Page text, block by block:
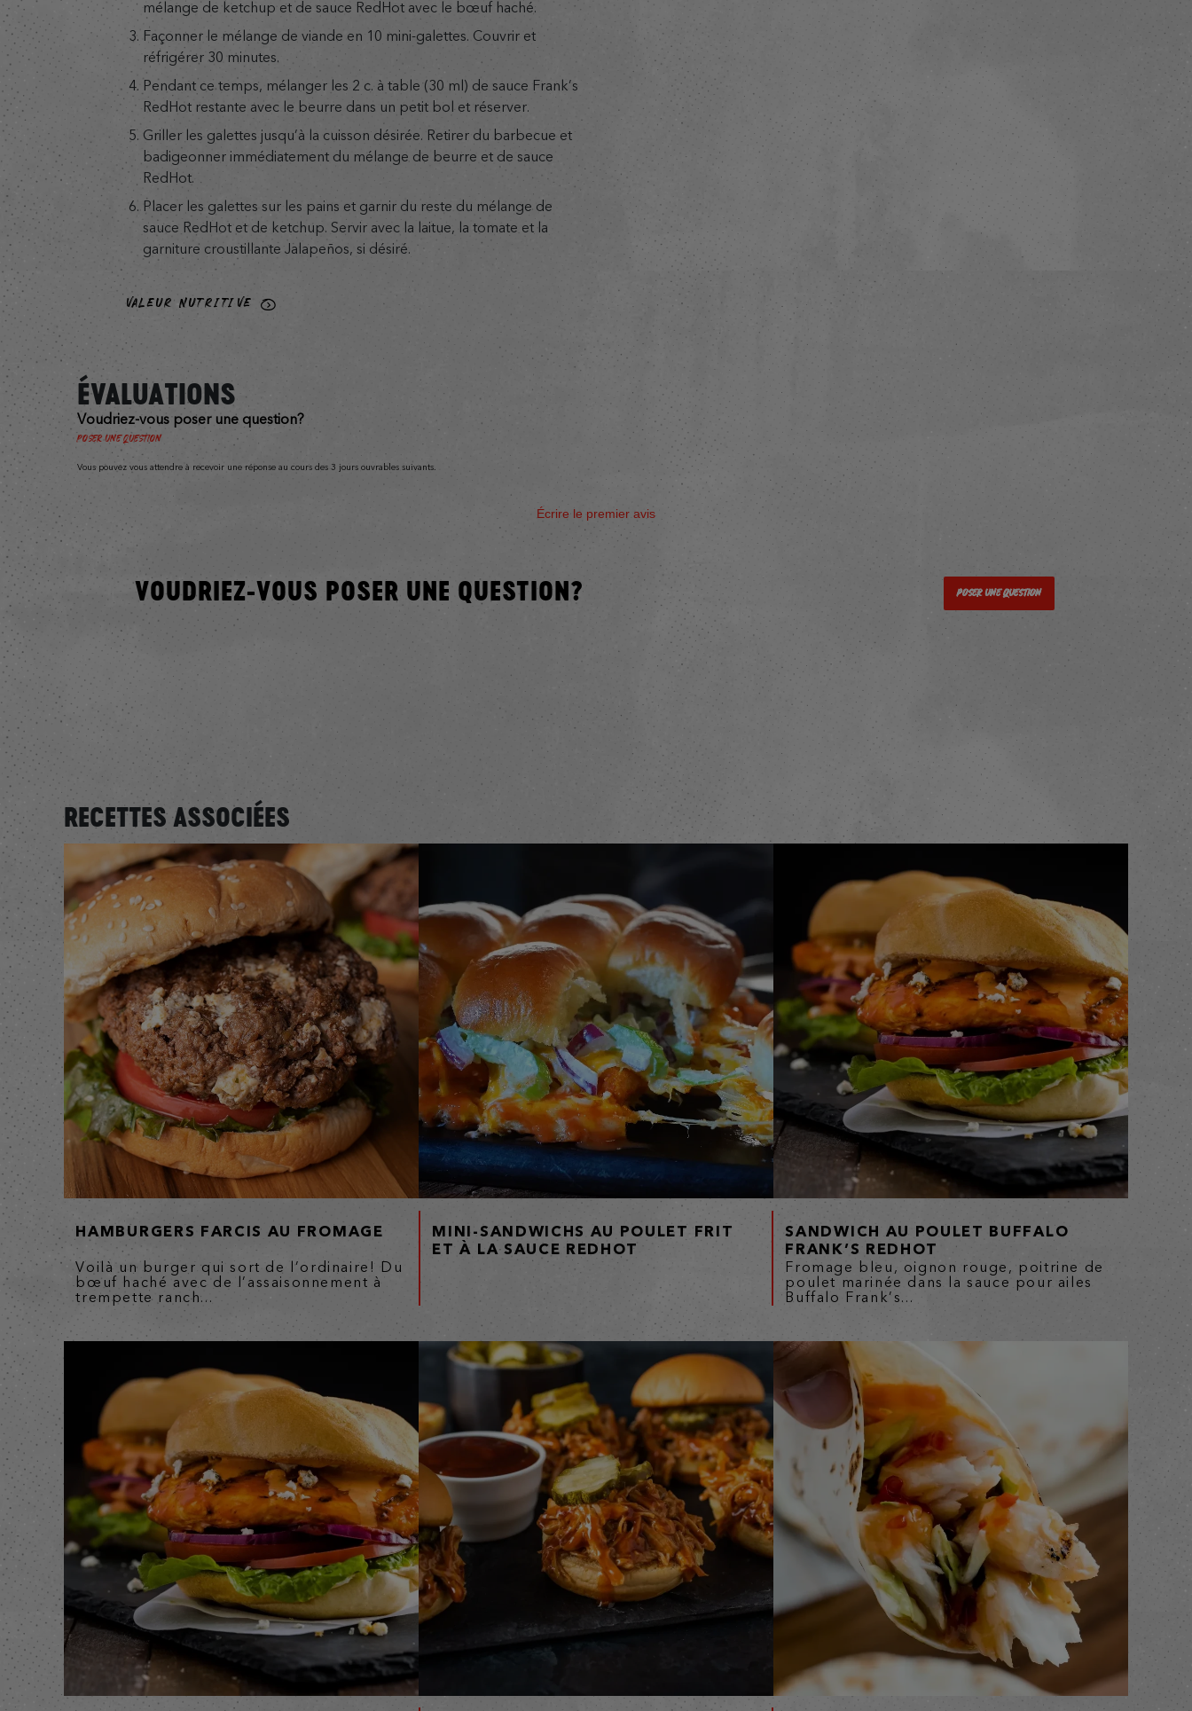
mélange de ketchup et de sauce RedHot avec le bœuf haché.
Façonner le mélange de viande en 10 mini-galettes. Couvrir et
réfrigérer 30 minutes.
Pendant ce temps, mélanger les 2 c. à table (30 ml) de sauce Frank’s
RedHot restante avec le beurre dans un petit bol et réserver.
Griller les galettes jusqu’à la cuisson désirée. Retirer du barbecue et
badigeonner immédiatement du mélange de beurre et de sauce
RedHot.
Placer les galettes sur les pains et garnir du reste du mélange de
sauce RedHot et de ketchup. Servir avec la laitue, la tomate et la
garniture croustillante Jalapeños, si désiré.
VALEUR NUTRITIVE
ÉVALUATIONS
Voudriez-vous poser une question?
Poser une question
Vous pouvez vous attendre à recevoir une réponse au cours des 3 jours ouvrables suivants.
Écrire le premier avis
VOUDRIEZ-VOUS POSER UNE QUESTION? Poser une question
RECETTES ASSOCIÉES
HAMBURGERS FARCIS AU FROMAGE
Voilà un burger qui sort de l’ordinaire! Du
bœuf haché avec de l’assaisonnement à
trempette ranch...
MINI-SANDWICHS AU POULET FRIT
ET À LA SAUCE REDHOT
SANDWICH AU POULET BUFFALO
FRANK’S REDHOT
Fromage bleu, oignon rouge, poitrine de
poulet marinée dans la sauce pour ailes
Buffalo Frank’s...